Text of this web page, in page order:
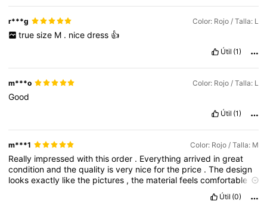
r***g Color: Rojo / Talla: L
true size M . nice dress 👍
Útil (1)
m***o Color: Rojo / Talla: L
Good
Útil (1)
m***1 Color: Rojo / Talla: M
Really impressedwiththisorder . Everythingarrived ingreat
conditionandthequality isvery niceforthe price .Thedesign
looksexactly likethe pictures ,the materialfeelscomfortable ,
smooth
verygood
Útil (0)